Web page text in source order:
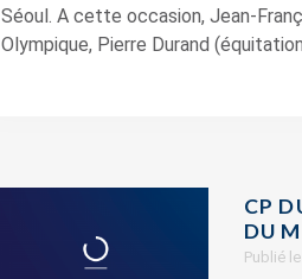
Séoul. A cette occasion, Jean-
Olympique, Pierre Durand
CP
DU
Publié